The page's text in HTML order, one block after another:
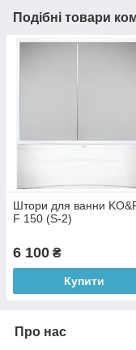
Подібні товари
Штори для ванни
F 150 (S-2)
6 100 ₴
Купити
Про нас